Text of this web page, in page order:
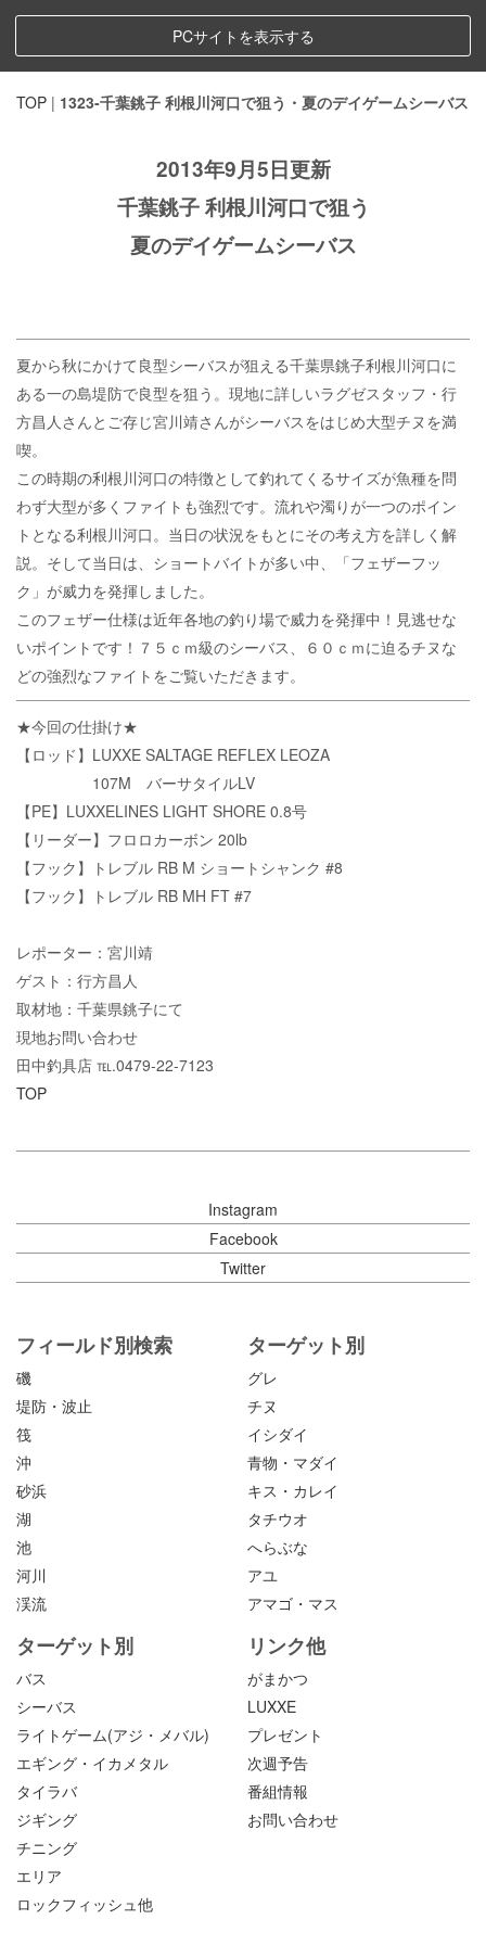
PCサイトを表示する
TOP | 1323-千葉銚子 利根川河口で狙う・夏のデイゲームシーバス
2013年9月5日更新
千葉銚子 利根川河口で狙う
夏のデイゲームシーバス
夏から秋にかけて良型シーバスが狙える千葉県銚子利根川河口に
ある一の島堤防で良型を狙う。現地に詳しいラグゼスタッフ・行
方昌人さんとご存じ宮川靖さんがシーバスをはじめ大型チヌを満
喫。
この時期の利根川河口の特徴として釣れてくるサイズが魚種を問
わず大型が多くファイトも強烈です。流れや濁りが一つのポイン
トとなる利根川河口。当日の状況をもとにその考え方を詳しく解
説。そして当日は、ショートバイトが多い中、「フェザーフッ
ク」が威力を発揮しました。
このフェザー仕様は近年各地の釣り場で威力を発揮中！見逃せな
いポイントです！７５ｃｍ級のシーバス、６０ｃｍに迫るチヌな
どの強烈なファイトをご覧いただきます。
★今回の仕掛け★
【ロッド】LUXXE SALTAGE REFLEX LEOZA
107M バーサタイルLV
【PE】LUXXELINES LIGHT SHORE 0.8号
【リーダー】フロロカーボン 20lb
【フック】トレブル RB M ショートシャンク #8
【フック】トレブル RB MH FT #7
レポーター：宮川靖
ゲスト：行方昌人
取材地：千葉県銚子にて
現地お問い合わせ
田中釣具店 ℡.0479-22-7123
TOP
Instagram
Facebook
Twitter
フィールド別検索
磯
堤防・波止
筏
沖
砂浜
湖
池
河川
渓流
ターゲット別
グレ
チヌ
イシダイ
青物・マダイ
キス・カレイ
タチウオ
へらぶな
アユ
アマゴ・マス
ターゲット別
バス
シーバス
ライトゲーム(アジ・メバル)
エギング・イカメタル
タイラバ
ジギング
チニング
エリア
ロックフィッシュ他
リンク他
がまかつ
LUXXE
プレゼント
次週予告
番組情報
お問い合わせ